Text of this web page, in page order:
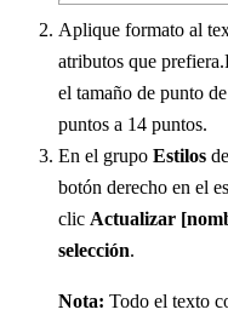
Aplique formato al
atributos que
el tamaño de punto
puntos a 14 puntos.
En el grupo Estilos
botón derecho en el
clic Actualizar
selección.
Nota: Todo el texto